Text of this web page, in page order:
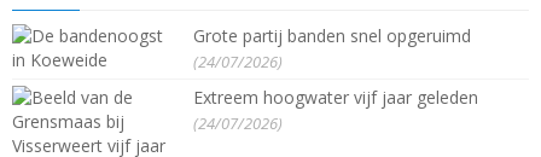
Grote partij banden snel opgeruimd
(24/07/2026)
Extreem hoogwater vijf jaar geleden
(24/07/2026)